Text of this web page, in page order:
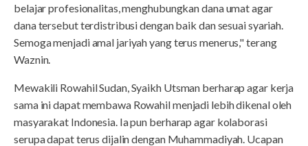
belajar profesionalitas, menghubungkan dana umat agar
dana tersebut terdistribusi dengan baik dan sesuai syariah.
Semoga menjadi amal jariyah yang terus menerus," terang
Waznin.
Mewakili Rowahil Sudan, Syaikh Utsman berharap agar kerja
sama ini dapat membawa Rowahil menjadi lebih dikenal oleh
masyarakat Indonesia. Ia pun berharap agar kolaborasi
serupa dapat terus dijalin dengan Muhammadiyah. Ucapan